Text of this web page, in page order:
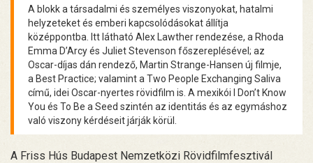
A blokk a társadalmi és személyes viszonyokat, hatalmi
helyzeteket és emberi kapcsolódásokat állítja
középpontba. Itt látható Alex Lawther rendezése, a Rhoda
Emma D’Arcy és Juliet Stevenson főszereplésével; az
Oscar-díjas dán rendező, Martin Strange-Hansen új filmje,
a Best Practice; valamint a Two People Exchanging Saliva
című, idei Oscar-nyertes rövidfilm is. A mexikói I Don’t Know
You és To Be a Seed szintén az identitás és az egymáshoz
való viszony kérdéseit járják körül.
A Friss Hús Budapest Nemzetközi Rövidfilmfesztivál